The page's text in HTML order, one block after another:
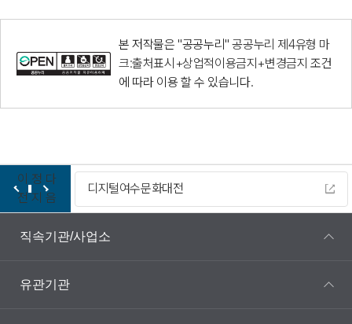
본 저작물은 "공공누리"공공누리 제4유형 마
크:출처표시+상업적이용금지+변경금지 조건
에 따라 이용 할 수 있습니다.
이
전
정
지
다
음
디지털여수문화대전
직속기관/사업소
유관기관